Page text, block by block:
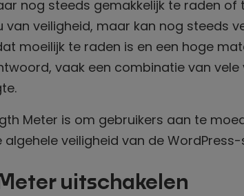
nog steeds gemakkelijk te raden of
van veiligheid, maar kan nog steeds
moeilijk te raden is en een hoge
vaak een combinatie van
Meter is om gebruikers aan te
veiligheid van de
uitschakelen